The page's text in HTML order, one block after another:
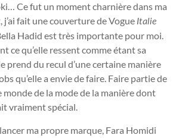
Ce fut un moment charnière dans ma
j’ai fait une couverture de Vogue Italie
Hadid est très importante pour moi.
ce qu’elle ressent comme étant sa
prend du recul d’une certaine manière
qu’elle a envie de faire. Faire partie de
monde de la mode de la manière dont
vraiment spécial.
ma propre marque, Fara Homidi